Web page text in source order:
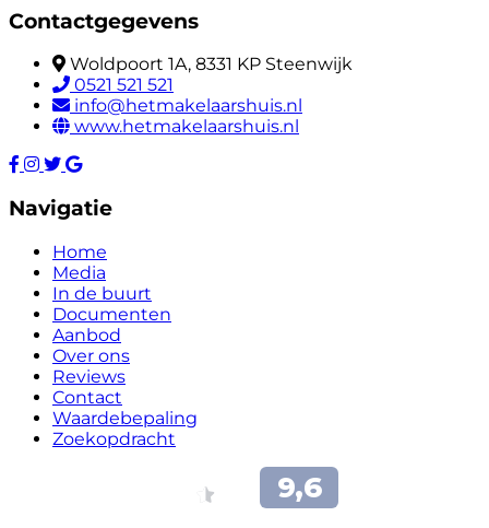
Contactgegevens
Woldpoort 1A, 8331 KP Steenwijk
0521 521 521
info@hetmakelaarshuis.nl
www.hetmakelaarshuis.nl
Navigatie
Home
Media
In de buurt
Documenten
Aanbod
Over ons
Reviews
Contact
Waardebepaling
Zoekopdracht